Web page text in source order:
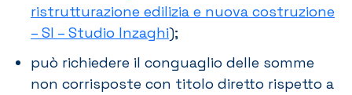
ristrutturazione edilizia e nuova costruzione
– SI – Studio Inzaghi);
può richiedere il conguaglio delle somme
non corrisposte con titolo diretto rispetto a